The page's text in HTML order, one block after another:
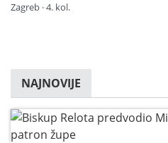
Zagreb · 4. kol.
NAJNOVIJE